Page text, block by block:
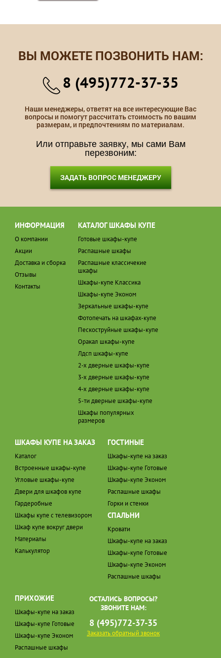
ВЫ МОЖЕТЕ ПОЗВОНИТЬ НАМ:
8 (495)772-37-35
Наши менеджеры, ответят на все интересующие Вас
вопросы и помогут рассчитать стоимость по вашим
размерам, и предпочтениям по материалам.
Или отправьте заявку, мы сами Вам
перезвоним:
ЗАДАТЬ ВОПРОС МЕНЕДЖЕРУ
ИНФОРМАЦИЯ
О компании
Акции
Доставка и сборка
Отзывы
Контакты
КАТАЛОГ ШКАФЫ КУПЕ
Готовые шкафы-купе
Распашные шкафы
Распашные классичекие
шкафы
Шкафы-купе Классика
Шкафы-купе Эконом
Зеркальные шкафы-купе
Фотопечать на шкафах-купе
Пескоструйные шкафы-купе
Оракал шкафы-купе
Лдсп шкафы-купе
2-х дверные шкафы-купе
3-х дверные шкафы-купе
4-х дверные шкафы-купе
5-ти дверные шкафы-купе
Шкафы популярных
размеров
ШКАФЫ КУПЕ НА ЗАКАЗ
Каталог
Встроенные шкафы-купе
Угловые шкафы-купе
Двери для шкафов купе
Гардеробные
Шкафы купе с телевизором
Шкаф купе вокруг двери
Материалы
Калькулятор
ГОСТИНЫЕ
Шкафы-купе на заказ
Шкафы-купе Готовые
Шкафы-купе Эконом
Распашные шкафы
Горки и стенки
СПАЛЬНИ
Кровати
Шкафы-купе на заказ
Шкафы-купе Готовые
Шкафы-купе Эконом
Распашные шкафы
ПРИХОЖИЕ
Шкафы-купе на заказ
Шкафы-купе Готовые
Шкафы-купе Эконом
Распашные шкафы
ОСТАЛИСЬ ВОПРОСЫ?
ЗВОНИТЕ НАМ:
8 (495)772-37-35
Заказать обратный звонок